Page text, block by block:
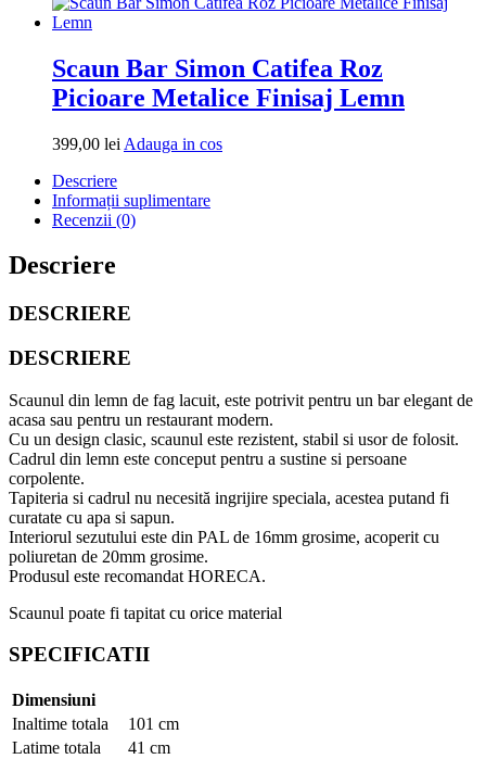
Scaun Bar Simon Catifea Roz
Picioare Metalice Finisaj Lemn
399,00 lei Adauga in cosAdauga
Descriere
Informații suplimentare
Recenzii (0)
Descriere
DESCRIERE
DESCRIERE
Scaunul din lemn de fag lacuit, este potrivit pentru un bar elegant de
acasa sau pentru un restaurant modern.
Cu un design clasic, scaunul este rezistent, stabil si usor de folosit.
Cadrul din lemn este conceput pentru a sustine si persoane
corpolente.
Tapiteria si cadrul nu necesită ingrijire speciala, acestea putand fi
curatate cu apa si sapun.
Interiorul sezutului este din PAL de 16mm grosime, acoperit cu
poliuretan de 20mm grosime.
Produsul este recomandat HORECA.
Scaunul poate fi tapitat cu orice material
SPECIFICATII
Dimensiuni
Inaltime totala
101 cm
Latime totala
41 cm